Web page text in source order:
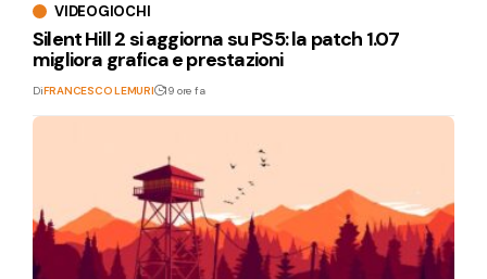
VIDEOGIOCHI
Silent Hill 2 si aggiorna su PS5: la patch 1.07
migliora grafica e prestazioni
DiFRANCESCO LEMURI 19 ore fa